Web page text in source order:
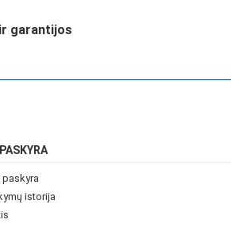
garantijos
istorija